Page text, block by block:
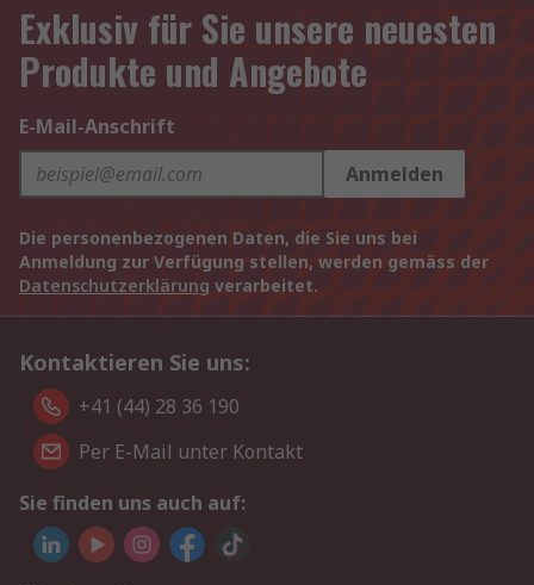
Exklusiv für Sie unsere neuesten
Produkte und Angebote
E-Mail-Anschrift
Anmelden
Die personenbezogenen Daten, die Sie uns bei
Anmeldung zur Verfügung stellen, werden gemäss der
Datenschutzerklärung verarbeitet.
Kontaktieren Sie uns:
+41 (44) 28 36 190
Per E-Mail unter Kontakt
Sie finden uns auch auf: